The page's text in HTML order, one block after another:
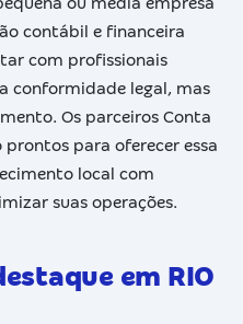
contábil e financeira
com profissionais
conformidade legal, mas
Os parceiros Conta
prontos para oferecer essa
local com
suas operações.
em RIO